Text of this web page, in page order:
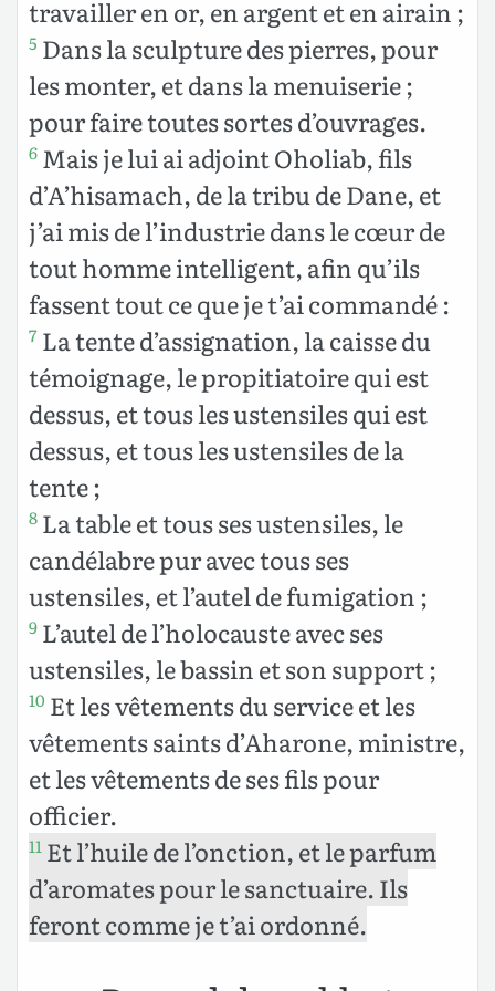
travailler en or, en argent et en airain ;
5 Dans la sculpture des pierres, pour
les monter, et dans la menuiserie ;
pour faire toutes sortes d’ouvrages.
6 Mais je lui ai adjoint Oholiab, fils
d’A’hisamach, de la tribu de Dane, et
j’ai mis de l’industrie dans le cœur de
tout homme intelligent, afin qu’ils
fassent tout ce que je t’ai commandé :
7 La tente d’assignation, la caisse du
témoignage, le propitiatoire qui est
dessus, et tous les ustensiles qui est
dessus, et tous les ustensiles de la
tente ;
8 La table et tous ses ustensiles, le
candélabre pur avec tous ses
ustensiles, et l’autel de fumigation ;
9 L’autel de l’holocauste avec ses
ustensiles, le bassin et son support ;
10 Et les vêtements du service et les
vêtements saints d’Aharone, ministre,
et les vêtements de ses fils pour
officier.
11 Et l’huile de l’onction, et le parfum
d’aromates pour le sanctuaire. Ils
feront comme je t’ai ordonné.